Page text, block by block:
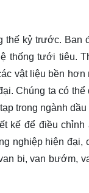
thế kỷ trước. Ban
thống tưới tiêu.
vật liệu bền hơn
Chúng ta có thể
trong ngành dầu
kế để điều chỉnh
nghiệp hiện đại,
bi, van bướm,